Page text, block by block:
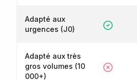
Adapté aux
urgences (J0)
Adapté aux très
gros volumes (10
000+)